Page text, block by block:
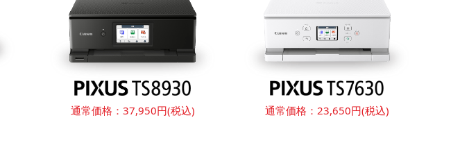
通常価格： 37,950円(税込) 通常価格： 23,650円(税込)